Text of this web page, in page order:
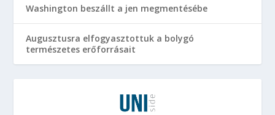
Washington beszállt a jen megmentésébe
Augusztusra elfogyasztottuk a bolygó
természetes erőforrásait